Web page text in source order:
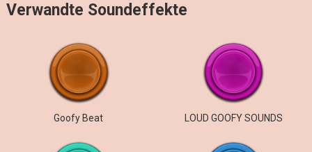
Verwandte Soundeffekte
Goofy Beat LOUD GOOFY SOUNDS